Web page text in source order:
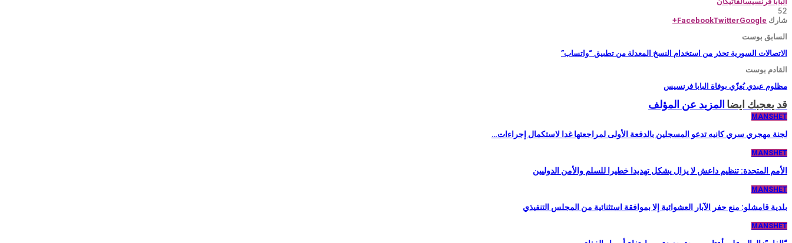
52
شارك
FacebookTwitterGoogle+
السابق بوست
الاتصالات السورية تحذر من استخدام النسخ المعدلة من تطبيق “واتساب”
القادم بوست
مظلوم عبدي يُعزّي بوفاة البابا فرنسيس
قد يعجبك ايضا المزيد عن المؤلف
MANSHET
لجنة مهجري سري كانيه تدعو المسجلين بالدفعة الأولى لمراجعتها غدا لاستكمال إجراءات…
MANSHET
الأمم المتحدة: تنظيم داعش لا يزال يشكل تهديدا خطيرا للسلم والأمن الدوليين
MANSHET
بلدية قامشلو: منع حفر الآبار العشوائية إلا بموافقة استثنائية من المجلس التنفيذي
MANSHET